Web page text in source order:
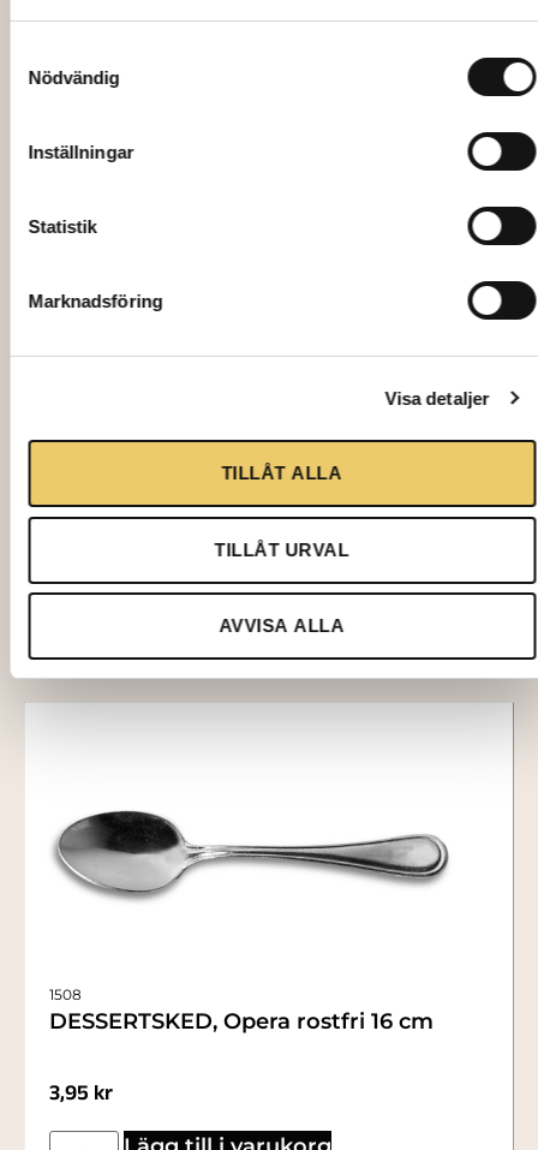
Nödvändig
Inställningar
Statistik
Marknadsföring
Visa detaljer
TILLÅT ALLA
TILLÅT URVAL
AVVISA ALLA
SKÅL, Steelite Craft vit djup Ø18 cm
8,00kr
Lägg till i varukorg
1508
DESSERTSKED, Opera rostfri 16 cm
3,95 kr